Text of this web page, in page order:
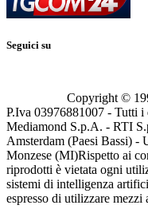
Seguici su
Copyright ©
P.Iva 03976881007 - Tutti
Mediamond S.p.A. - RTI
Amsterdam (Paesi Bassi)
Monzese (MI)Rispetto ai
riprodotti è vietata ogni
sistemi di intelligenza
espresso di utilizzare mezzi